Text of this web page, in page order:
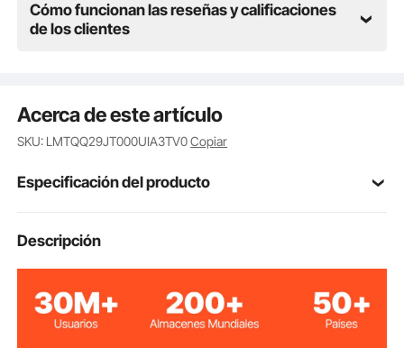
guardadas, evitando que se pierdan, se oxiden o se
dañen.
Cómo funcionan las reseñas y calificaciones
de los clientes
Acerca de este artículo
SKU: LMTQQ29JT000UIA3TV0Copiar
Especificación del producto
Número de
modelo del
Material Cr-Mo
Descripción